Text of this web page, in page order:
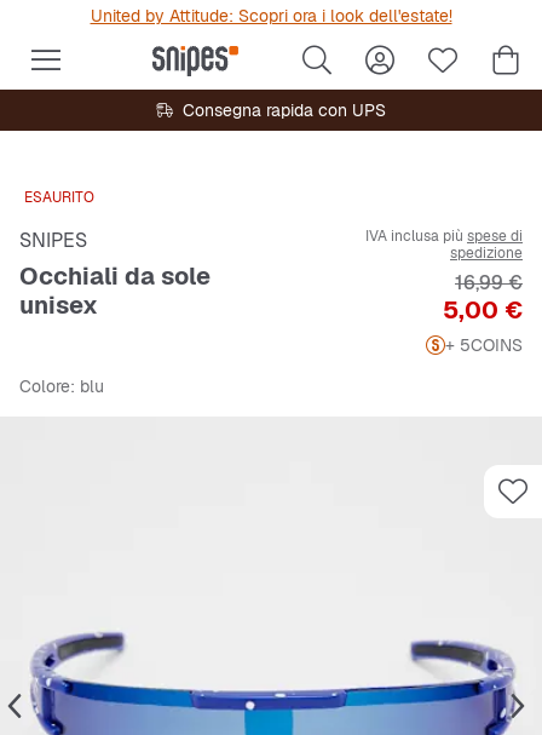
United by Attitude: Scopri ora i look dell'estate!
Consegna rapida con UPS
ESAURITO
SNIPES
Occhiali da sole
unisex
IVA inclusa più spese di
spedizione
Prezzo
5,00 €
Prezzo
16,99 €
+ 5COINS
Colore: blu